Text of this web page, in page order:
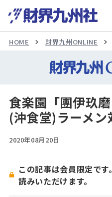
HOME 財界九州ONLINE
食楽園「團伊玖
(沖食堂)ラーメン
2020年08月20日
この記事は会員限定です。
読みいただけます。